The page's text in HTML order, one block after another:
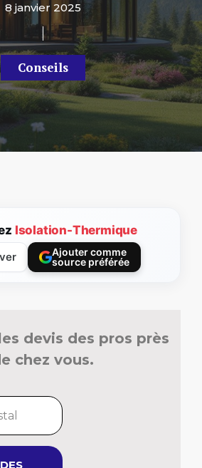
8 janvier 2025
Conseils
Isolation-Thermique
Ajouter comme
source préférée
devis des pros près
chez vous.